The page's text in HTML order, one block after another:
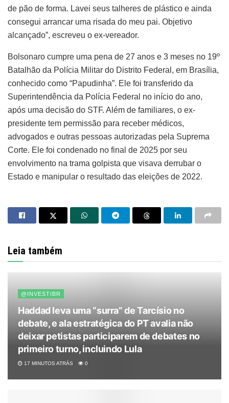
de pão de forma. Lavei seus talheres de plástico e ainda
consegui arrancar uma risada do meu pai. Objetivo
alcançado”, escreveu o ex-vereador.
Bolsonaro cumpre uma pena de 27 anos e 3 meses no 19º
Batalhão da Polícia Militar do Distrito Federal, em Brasília,
conhecido como “Papudinha”. Ele foi transferido da
Superintendência da Polícia Federal no início do ano,
após uma decisão do STF. Além de familiares, o ex-
presidente tem permissão para receber médicos,
advogados e outras pessoas autorizadas pela Suprema
Corte. Ele foi condenado no final de 2025 por seu
envolvimento na trama golpista que visava derrubar o
Estado e manipular o resultado das eleições de 2022.
Leia também
@INVESTIBR
Haddad leva uma “surra” de Tarcísio no
debate, e ala estratégica do PT avalia não
deixar petistas participarem de debates no
primeiro turno, incluindo Lula
17 MINUTOS ATRÁS 0